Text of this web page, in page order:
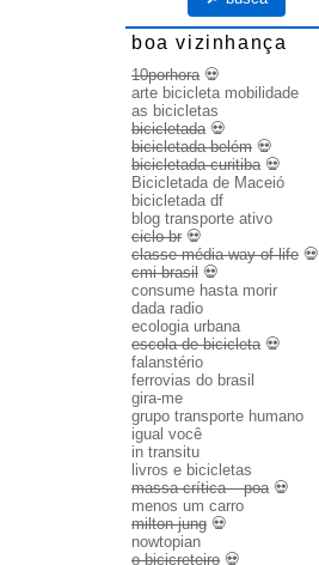
boa vizinhança
10porhora💀
arte bicicleta mobilidade
as bicicletas
bicicletada💀
bicicletada belém 💀
bicicletada curitiba💀
Bicicletada de Maceió
bicicletada df
blog transporte ativo
ciclo br 💀
classe média way of life 💀
cmi brasil 💀
consume hasta morir
dada radio
ecologia urbana
escola de bicicleta💀
falanstério
ferrovias do brasil
gira-me
grupo transporte humano
igual você
in transitu
livros e bicicletas
massa crítica – poa💀
menos um carro
milton jung 💀
nowtopian
o bicicreteiro 💀